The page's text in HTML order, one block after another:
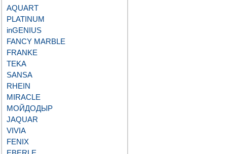
AQUART
PLATINUM
inGENIUS
FANCY MARBLE
FRANKE
TEKA
SANSA
RHEIN
MIRACLE
МОЙДОДЫР
JAQUAR
VIVIA
FENIX